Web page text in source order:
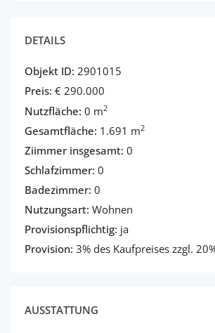
DETAILS
Objekt ID: 2901015
Preis: € 290.000
Nutzfläche: 0 m2
Gesamtfläche: 1.691 m2
Ziimmer insgesamt: 0
Schlafzimmer: 0
Badezimmer: 0
Nutzungsart: Wohnen
Provisionspflichtig: ja
Provision: 3% des Kaufpreises zzgl.
AUSSTATTUNG